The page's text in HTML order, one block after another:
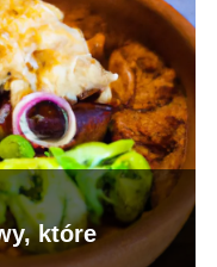
które